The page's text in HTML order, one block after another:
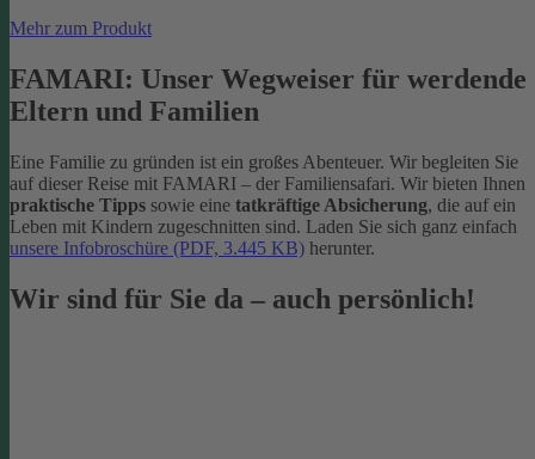
Mehr zum Produkt
FAMARI: Unser Wegweiser für werdende
Eltern und Familien
Eine Familie zu gründen ist ein großes Abenteuer. Wir begleiten Sie
auf dieser Reise mit FAMARI – der Familiensafari. Wir bieten Ihnen
praktische Tipps sowie eine tatkräftige Absicherung, die auf ein
Leben mit Kindern zugeschnitten sind. Laden Sie sich ganz einfach
unsere Infobroschüre (PDF, 3.445 KB) herunter.
Wir sind für Sie da – auch persönlich!